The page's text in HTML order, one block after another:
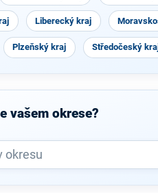
Liberecký kraj
Plzeňský kraj Středočeský
vašem okrese?